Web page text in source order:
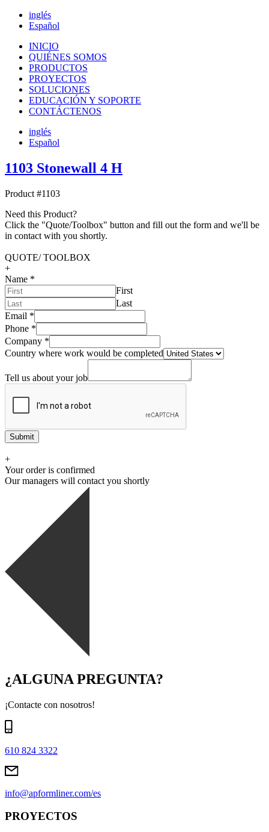
inglés
Español
INICIO
QUIÉNES SOMOS
PRODUCTOS
PROYECTOS
SOLUCIONES
EDUCACIÓN Y SOPORTE
CONTÁCTENOS
inglés
Español
1103 Stonewall 4 H
Product #1103
Need this Product?
Click the "Quote/Toolbox" button and fill out the form and we'll be
in contact with you shortly.
QUOTE/ TOOLBOX
+
Name *
First
Last
Email *
Phone *
Company *
Country where work would be completed
Tell us about your job
Submit
+
Your order is confirmed
Our managers will contact you shortly
¿ALGUNA PREGUNTA?
¡Contacte con nosotros!
610 824 3322
info@apformliner.com/es
PROYECTOS